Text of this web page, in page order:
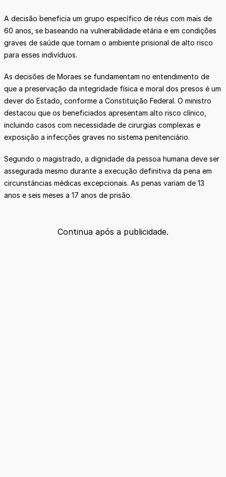
A decisão beneficia um grupo específico de réus com mais de
60 anos, se baseando na vulnerabilidade etária e em condições
graves de saúde que tornam o ambiente prisional de alto risco
para esses indivíduos.
As decisões de Moraes se fundamentam no entendimento de
que a preservação da integridade física e moral dos presos é um
dever do Estado, conforme a Constituição Federal. O ministro
destacou que os beneficiados apresentam alto risco clínico,
incluindo casos com necessidade de cirurgias complexas e
exposição a infecções graves no sistema penitenciário.
Segundo o magistrado, a dignidade da pessoa humana deve ser
assegurada mesmo durante a execução definitiva da pena em
circunstâncias médicas excepcionais. As penas variam de 13
anos e seis meses a 17 anos de prisão.
Continua após a publicidade.